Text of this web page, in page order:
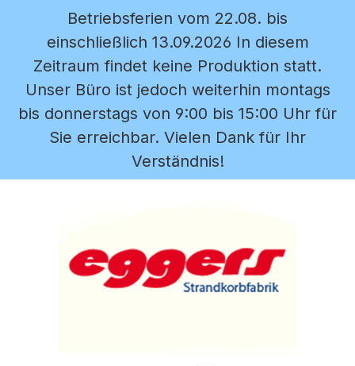
Zum Hauptinhalt springen
Betriebsferien vom 22.08. bis
einschließlich 13.09.2026 In diesem
Zeitraum findet keine Produktion statt.
Unser Büro ist jedoch weiterhin montags
bis donnerstags von 9:00 bis 15:00 Uhr für
Sie erreichbar. Vielen Dank für Ihr
Verständnis!